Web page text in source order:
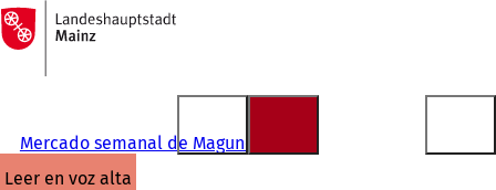
Saltar al contenido
A
la
página
Mercado semanal de Maguncia
leer en voz alta